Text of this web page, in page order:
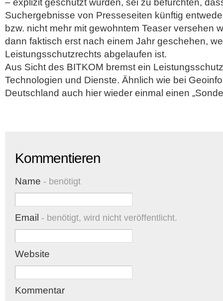
– explizit geschützt würden, sei zu befürchten,
Suchergebnisse von Presseseiten künftig
bzw. nicht mehr mit gewohntem Teaser versehen
dann faktisch erst nach einem Jahr geschehen,
Leistungsschutzrechts abgelaufen ist.
Aus Sicht des BITKOM bremst ein
Technologien und Dienste. Ähnlich wie bei
Deutschland auch hier wieder einmal einen
Kommentieren
Name - benötigt
Email - benötigt, wird nicht veröffentlicht.
Website
Kommentar